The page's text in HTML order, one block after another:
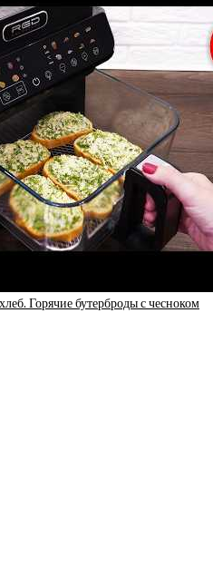
Горячие бутерброды с чесноком